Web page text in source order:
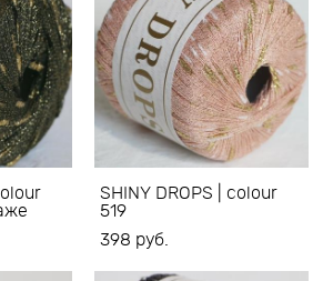
SHINY DROPS | colour
519
398 pуб.